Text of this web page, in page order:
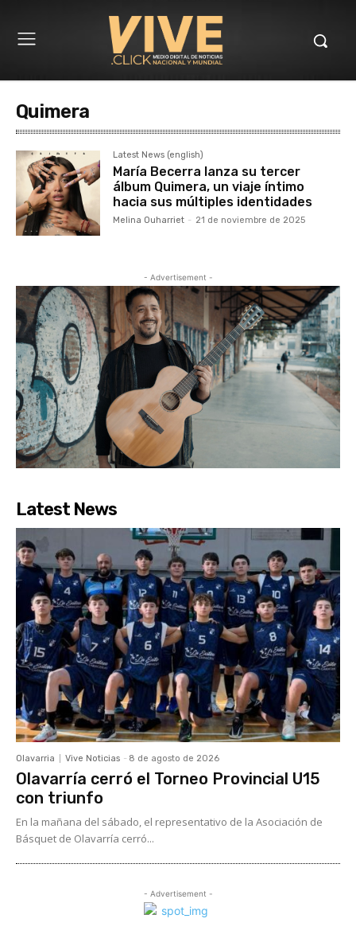
Quimera
Latest News (english)
María Becerra lanza su tercer
álbum Quimera, un viaje íntimo
hacia sus múltiples identidades
Melina Ouharriet - 21 de noviembre de 2025
- Advertisement -
Latest News
Olavarria Vive Noticias - 8 de agosto de 2026
Olavarría cerró el Torneo Provincial U15
con triunfo
En la mañana del sábado, el representativo de la Asociación de
Básquet de Olavarría cerró...
- Advertisement -